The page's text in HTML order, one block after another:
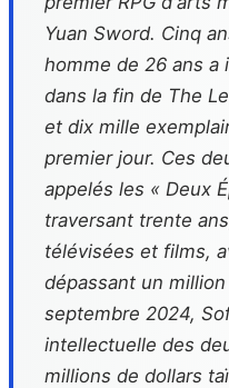
Yuan Sword. Cinq
homme de 26 ans
dans la fin de The
et dix mille
premier jour. Ces
appelés les « Deux
traversant trente
télévisées et films,
dépassant un
septembre 2024,
intellectuelle des
millions de dollars